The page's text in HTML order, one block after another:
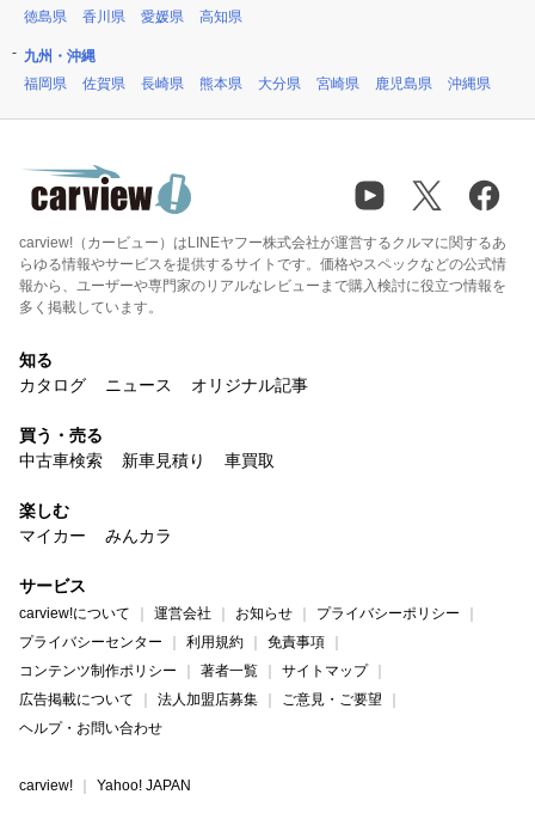
徳島県
香川県 愛媛県 高知県
九州・沖縄
福岡県
佐賀県 長崎県 熊本県 大分県 宮崎県 鹿児島県 沖縄県
carview!（カービュー）はLINEヤフー株式会社が運営するクルマに関するあ
らゆる情報やサービスを提供するサイトです。価格やスペックなどの公式情
報から、ユーザーや専門家のリアルなレビューまで購入検討に役立つ情報を
多く掲載しています。
知る
カタログ
ニュース オリジナル記事
買う・売る
中古車検索
新車見積り 車買取
楽しむ
マイカー
みんカラ
サービス
carview!について 運営会社 お知らせ
プライバシーポリシー
プライバシーセンター
利用規約
免責事項
コンテンツ制作ポリシー
著者一覧
サイトマップ
広告掲載について
法人加盟店募集
ご意見・ご要望
ヘルプ・お問い合わせ
carview! Yahoo! JAPAN